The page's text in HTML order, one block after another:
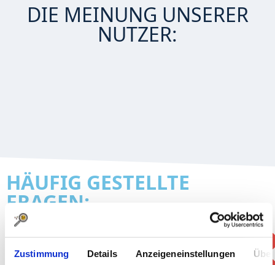
Zustimmung Details Anzeigeneinstellungen
DIE MEINUNG UNSERER
NUTZER:
HÄUFIG GESTELLTE
FRAGEN:
WAS IST DAS HORIZOOM-PANEL?
Du möchtest unverbindlich an vielseitigen Online-
Umfragen teilnehmen, Deine Meinung sagen und